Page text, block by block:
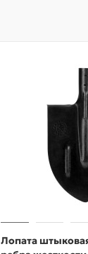
Лопата